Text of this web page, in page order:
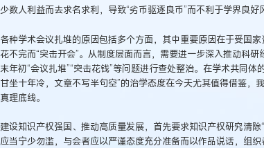
少数人利益而去求名求利，导致“劣币驱逐良币”而不利于学界良好
各种学术会议扎堆的原因包括多个方面，其中重要原因在于受国
花不完而“突击开会”。从制度层面而言，需要进一步深入推动科
末年初“会议扎堆”“突击花钱”等问题进行查处整治。在学术共同
甘坐十年冷，文章不写半句空”的治学态度在今天尤其值得借鉴，
真理底线。
建设知识产权强国、推动高质量发展，首先要求知识产权研究清
应当宁少勿滥，与会者应以严谨态度充分准备而以作品说话，组